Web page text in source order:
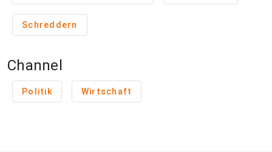
Schreddern
Channel
Politik Wirtschaft